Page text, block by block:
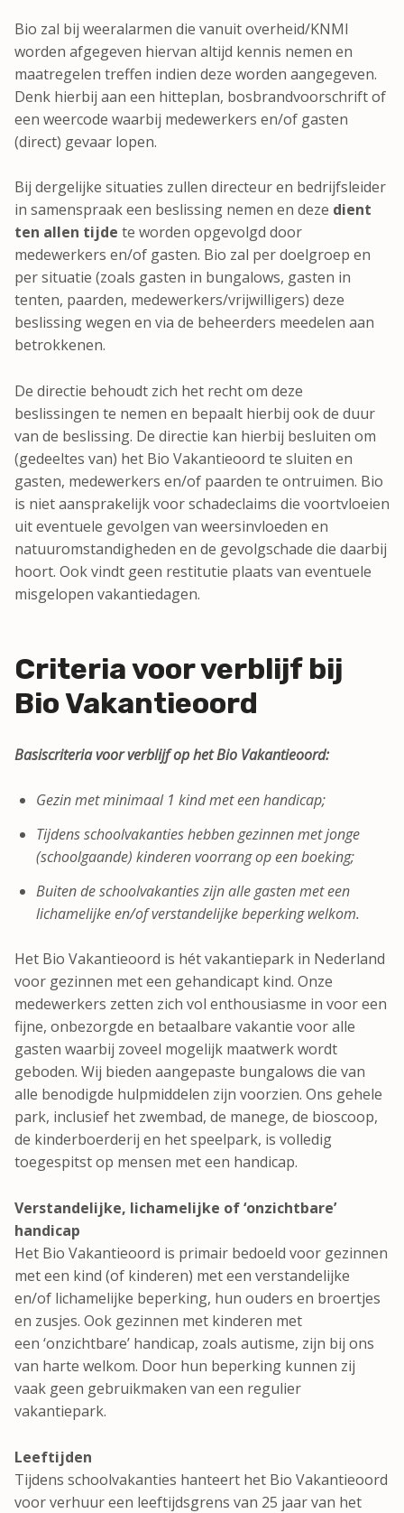
Bio zal bij weeralarmen die vanuit overheid/KNMI
worden afgegeven hiervan altijd kennis nemen en
maatregelen treffen indien deze worden aangegeven.
Denk hierbij aan een hitteplan, bosbrandvoorschrift of
een weercode waarbij medewerkers en/of gasten
(direct) gevaar lopen.
Bij dergelijke situaties zullen directeur en bedrijfsleider
in samenspraak een beslissing nemen en deze dient
ten allen tijde te worden opgevolgd door
medewerkers en/of gasten. Bio zal per doelgroep en
per situatie (zoals gasten in bungalows, gasten in
tenten, paarden, medewerkers/vrijwilligers) deze
beslissing wegen en via de beheerders meedelen aan
betrokkenen.
De directie behoudt zich het recht om deze
beslissingen te nemen en bepaalt hierbij ook de duur
van de beslissing. De directie kan hierbij besluiten om
(gedeeltes van) het Bio Vakantieoord te sluiten en
gasten, medewerkers en/of paarden te ontruimen. Bio
is niet aansprakelijk voor schadeclaims die voortvloeien
uit eventuele gevolgen van weersinvloeden en
natuuromstandigheden en de gevolgschade die daarbij
hoort. Ook vindt geen restitutie plaats van eventuele
misgelopen vakantiedagen.
Criteria voor verblijf bij
Bio Vakantieoord
Basiscriteria voor verblijf op het Bio Vakantieoord:
Gezin met minimaal 1 kind met een handicap;
Tijdens schoolvakanties hebben gezinnen met jonge
(schoolgaande) kinderen voorrang op een boeking;
Buiten de schoolvakanties zijn alle gasten met een
lichamelijke en/of verstandelijke beperking welkom.
Het Bio Vakantieoord is hét vakantiepark in Nederland
voor gezinnen met een gehandicapt kind. Onze
medewerkers zetten zich vol enthousiasme in voor een
fijne, onbezorgde en betaalbare vakantie voor alle
gasten waarbij zoveel mogelijk maatwerk wordt
geboden. Wij bieden aangepaste bungalows die van
alle benodigde hulpmiddelen zijn voorzien. Ons gehele
park, inclusief het zwembad, de manege, de bioscoop,
de kinderboerderij en het speelpark, is volledig
toegespitst op mensen met een handicap.
Verstandelijke, lichamelijke of ‘onzichtbare’
handicap
Het Bio Vakantieoord is primair bedoeld voor gezinnen
met een kind (of kinderen) met een verstandelijke
en/of lichamelijke beperking, hun ouders en broertjes
en zusjes. Ook gezinnen met kinderen met
een ‘onzichtbare’ handicap, zoals autisme, zijn bij ons
van harte welkom. Door hun beperking kunnen zij
vaak geen gebruikmaken van een regulier
vakantiepark.
Leeftijden
Tijdens schoolvakanties hanteert het Bio Vakantieoord
voor verhuur een leeftijdsgrens van 25 jaar van het